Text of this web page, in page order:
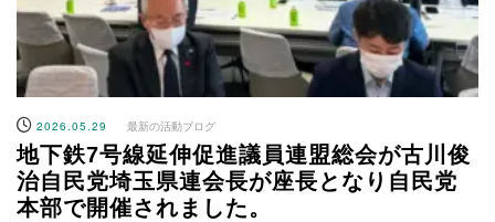
2026.05.29 最新の活動ブログ
地下鉄7号線延伸促進議員連盟総会が古川俊
治自民党埼玉県連会長が座長となり自民党
本部で開催されました。